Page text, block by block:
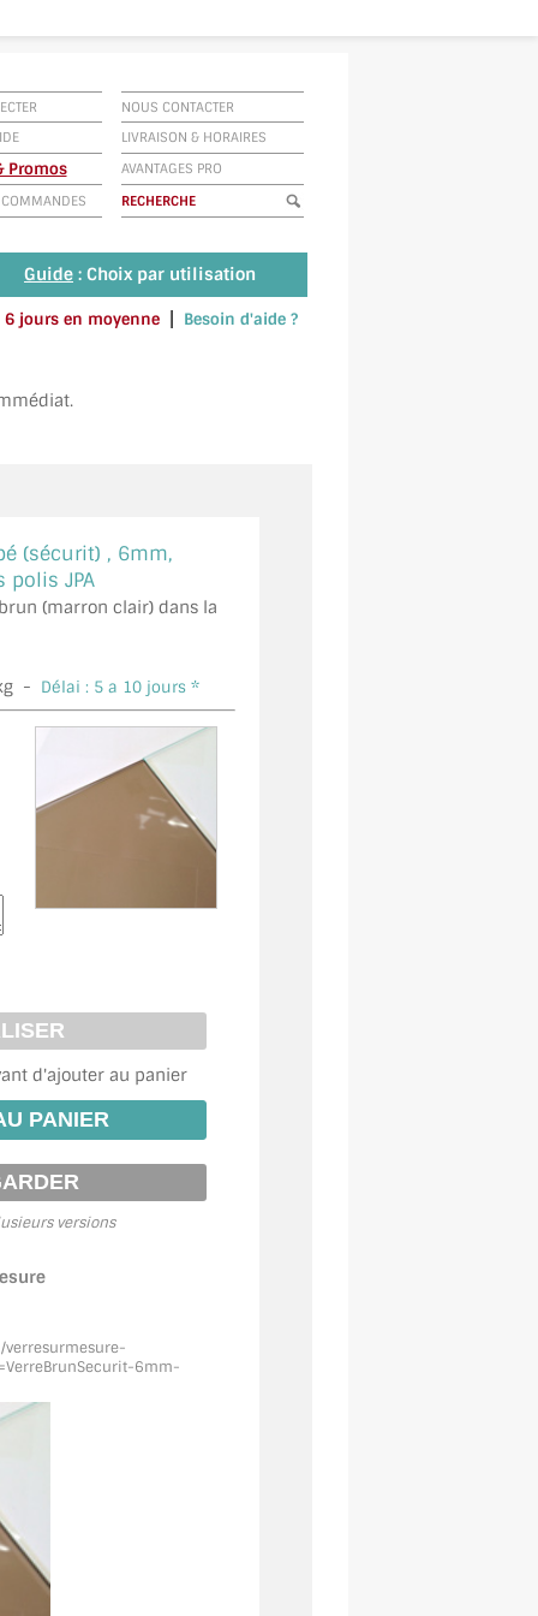
NOUS CONTACTER
LIVRAISON & HORAIRES
Promos
AVANTAGES PRO
Guide : Choix par utilisation
6 jours en moyenne| Besoin d'aide ?
(sécurit) , 6mm,
polis JPA
(marron clair) dans la
- Délai : 5 a 10 jours *
d'ajouter au panier
versions
verresurmesure-
-6mm-